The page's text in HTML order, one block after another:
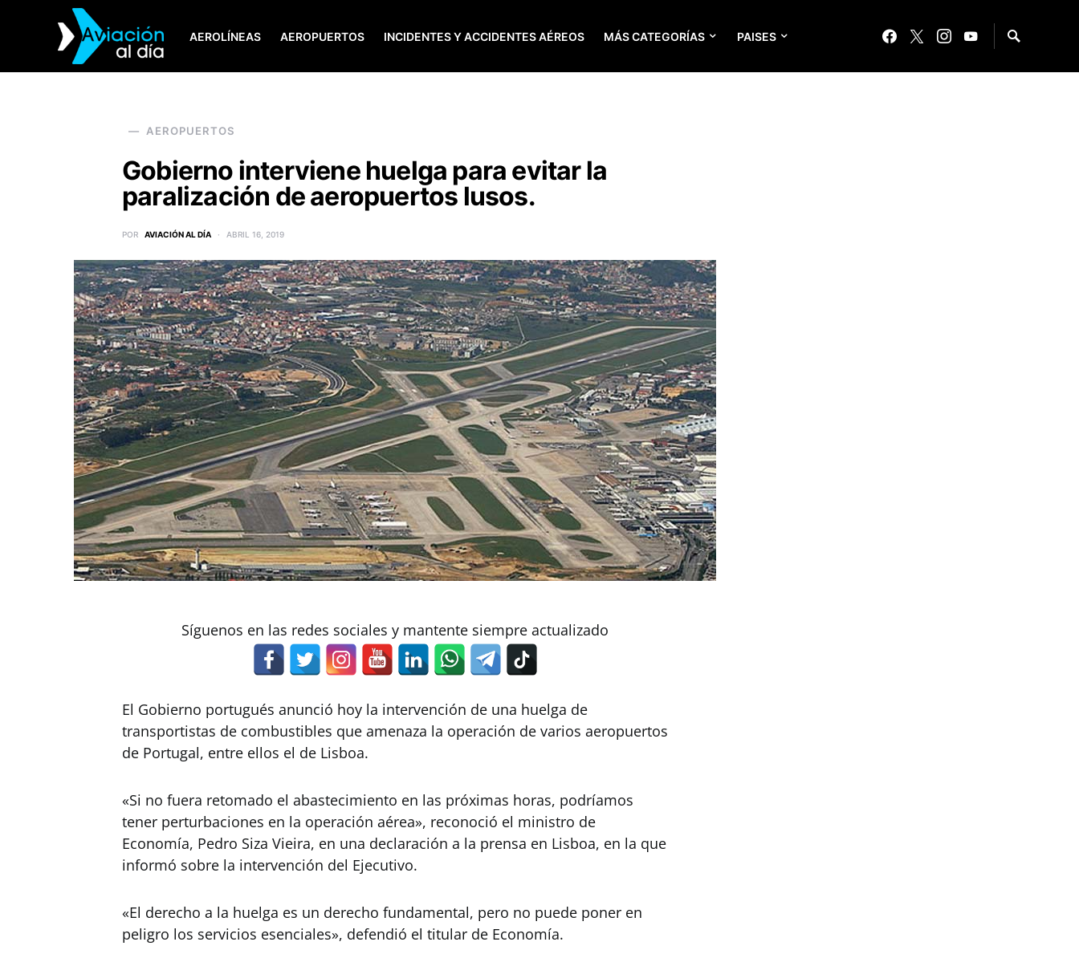
AEROLÍNEAS AEROPUERTOS INCIDENTES Y ACCIDENTES AÉREOS MÁS CATEGORÍAS PAISES
SEARCH FOR:
AEROPUERTOS
Gobierno interviene huelga para evitar la
paralización de aeropuertos lusos.
POR AVIACIÓN AL DÍA ABRIL 16, 2019
Síguenos en las redes sociales y mantente siempre actualizado
El Gobierno portugués anunció hoy la intervención de una huelga de
transportistas de combustibles que amenaza la operación de varios aeropuertos
de Portugal, entre ellos el de Lisboa.
«Si no fuera retomado el abastecimiento en las próximas horas, podríamos
tener perturbaciones en la operación aérea», reconoció el ministro de
Economía, Pedro Siza Vieira, en una declaración a la prensa en Lisboa, en la que
informó sobre la intervención del Ejecutivo.
«El derecho a la huelga es un derecho fundamental, pero no puede poner en
peligro los servicios esenciales», defendió el titular de Economía.